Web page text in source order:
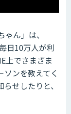
ん」は、
日10万人が利
上でさまざま
ンを教えてく
せしたりと、